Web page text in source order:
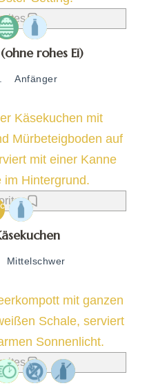
rohes Ei)
Anfänger
Mittelschwer